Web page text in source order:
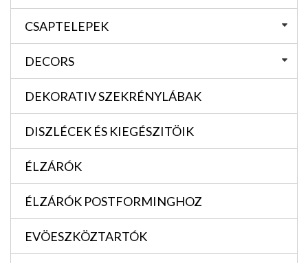
CSAPTELEPEK
DECORS
DEKORATIV SZEKRÉNYLÁBAK
DISZLÉCEK ÉS KIEGÉSZITÖIK
ÉLZÁRÓK
ÉLZÁRÓK POSTFORMINGHOZ
EVÖESZKÖZTARTÓK